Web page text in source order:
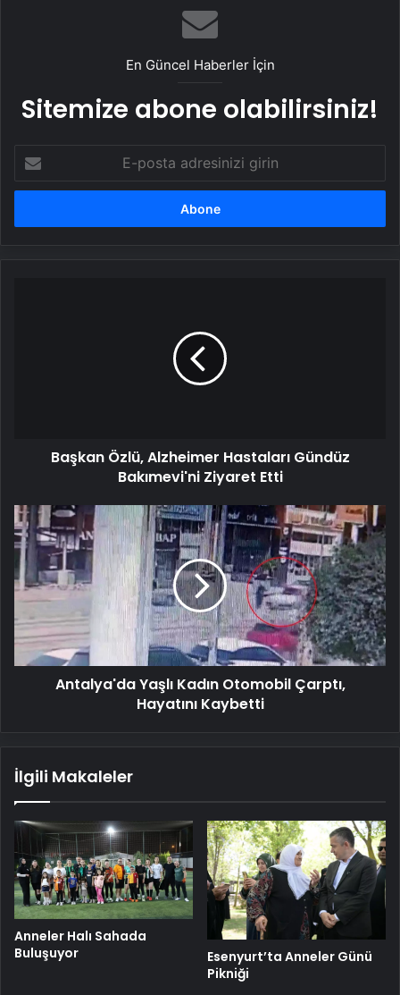
En Güncel Haberler İçin
Sitemize abone olabilirsiniz!
posta
adresinizi
Başkan Özlü, Alzheimer Hastaları Gündüz
Bakımevi'ni Ziyaret Etti
Antalya'da
Yaşlı
Kadın
Otomobil
Çarptı,
Hayatını
Kaybetti
Antalya'da Yaşlı Kadın Otomobil Çarptı,
Hayatını Kaybetti
İlgili Makaleler
Anneler Halı Sahada
Buluşuyor
Esenyurt’ta Anneler Günü
Pikniği